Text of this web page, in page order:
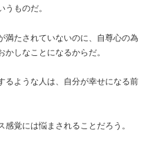
ものだ。
満たされていないのに、自尊心の為
しなことになるからだ。
るような人は、自分が幸せになる前
覚には悩まされることだろう。